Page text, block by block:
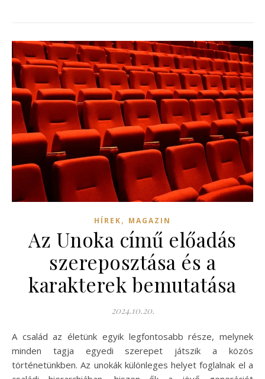
HÍREK, MAGAZIN
Az Unoka című előadás
szereposztása és a
karakterek bemutatása
2024.10.20.
A család az életünk egyik legfontosabb része, melynek
minden tagja egyedi szerepet játszik a közös
történetünkben. Az unokák különleges helyet foglalnak el a